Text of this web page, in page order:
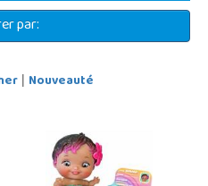
par:
| Nouveauté